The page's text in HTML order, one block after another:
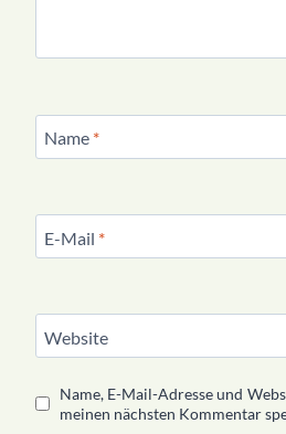
Name *
E-Mail *
Website
Name, E-Mail-Adresse und
meinen nächsten Kommentar